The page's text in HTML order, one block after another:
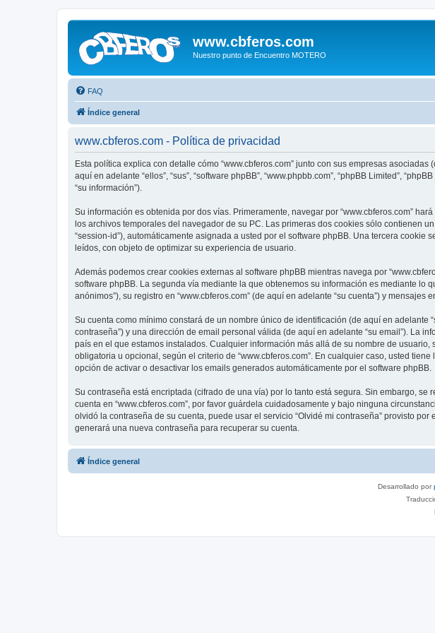
www.cbferos.com
Nuestro punto de Encuentro MOTERO
FAQ
Índice general
www.cbferos.com - Política de privacidad
Esta política explica con detalle cómo “www.cbferos.com” junto con sus empresas asociadas
aquí en adelante “ellos”, “sus”, “software phpBB”, “www.phpbb.com”, “phpBB Limited”,
“su información”).
Su información es obtenida por dos vías. Primeramente, navegar por “www.cbferos.com”
los archivos temporales del navegador de su PC. Las primeras dos cookies sólo contienen
“session-id”), automáticamente asignada a usted por el software phpBB. Una tercera
leídos, con objeto de optimizar su experiencia de usuario.
Además podemos crear cookies externas al software phpBB mientras navega por
software phpBB. La segunda vía mediante la que obtenemos su información es mediante lo
anónimos”), su registro en “www.cbferos.com” (de aquí en adelante “su cuenta”) y
Su cuenta como mínimo constará de un nombre único de identificación (de aquí en
contraseña”) y una dirección de email personal válida (de aquí en adelante “su email”). La
país en el que estamos instalados. Cualquier información más allá de su nombre de
obligatoria u opcional, según el criterio de “www.cbferos.com”. En cualquier caso, usted
opción de activar o desactivar los emails generados automáticamente por el software phpBB.
Su contraseña está encriptada (cifrado de una vía) por lo tanto está segura. Sin embargo,
cuenta en “www.cbferos.com”, por favor guárdela cuidadosamente y bajo ninguna
olvidó la contraseña de su cuenta, puede usar el servicio “Olvidé mi contraseña” provisto
generará una nueva contraseña para recuperar su cuenta.
Índice general
Desarrollado por